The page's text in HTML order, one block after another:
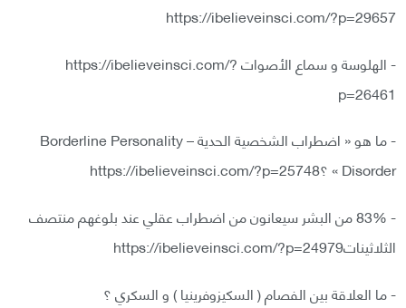
https://ibelieveinsci.com/?p=29657
- الهلوسة و سماع الأصوات https://ibelieveinsci.com/?
p=26461
- ما هو « اضطراب الشخصية الحدية – Borderline Personality
Disorder » ؟https://ibelieveinsci.com/?p=25748
- 83% من البشر سيعانون من اضطراب عقلي عند بلوغهم منتصف
الثلاثيناتhttps://ibelieveinsci.com/?p=24979
- ما العلاقة بين الفصام ( السكيزوفرينيا ) و السكري ؟